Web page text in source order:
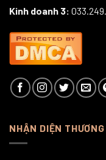
Kinh doanh 3:
NHẬN DIỆN